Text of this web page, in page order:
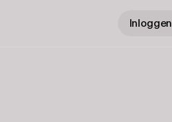
Inloggen